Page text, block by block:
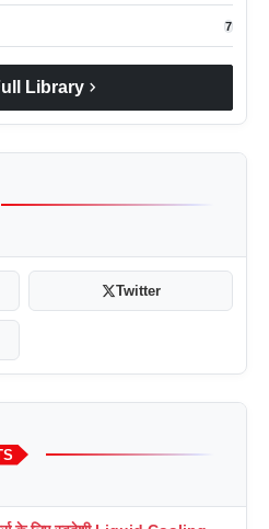
7
Library chevron_right
Twitter